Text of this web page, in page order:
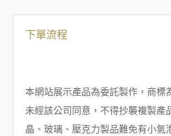
下單流程
本網站展示產品為委託製作，商標
未經該公司同意，不得抄襲複製產
晶、玻璃、壓克力製品難免有小氣